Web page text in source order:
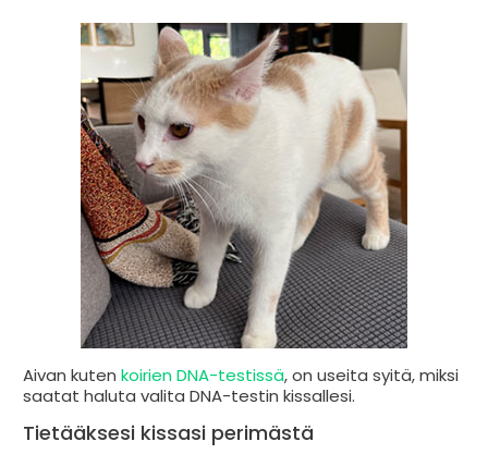
Aivan kuten koirien DNA-testissä, on useita syitä, miksi
saatat haluta valita DNA-testin kissallesi.
Tietääksesi kissasi perimästä